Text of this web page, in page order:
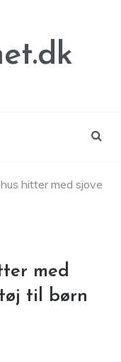
hitter med sjove
med
til børn